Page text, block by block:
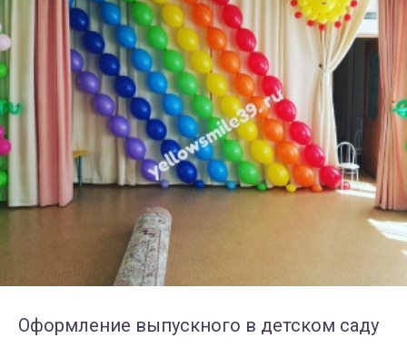
Оформление выпускного в детском саду